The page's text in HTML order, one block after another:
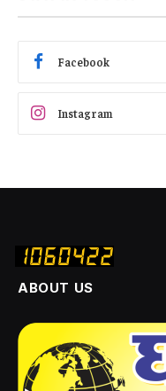
Facebook
Instagram
ABOUT US